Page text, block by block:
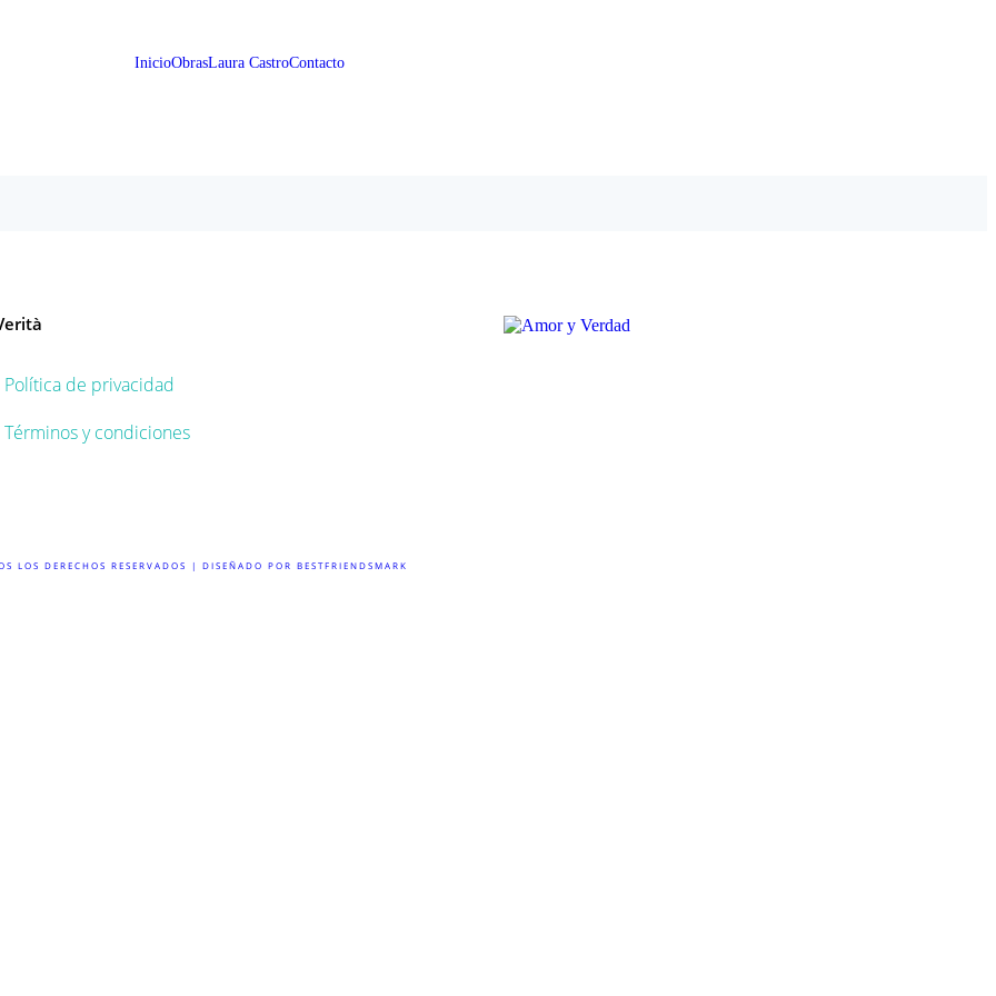
InicioObrasLaura CastroContacto
Política de privacidad
Términos y condiciones
LOS DERECHOS RESERVADOS | DISEÑADO POR BESTFRIENDSMARK